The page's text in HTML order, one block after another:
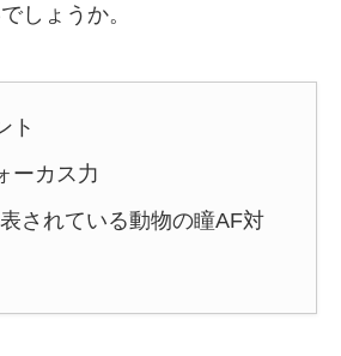
しょうか。
ト
ーカス力
されている動物の瞳AF対